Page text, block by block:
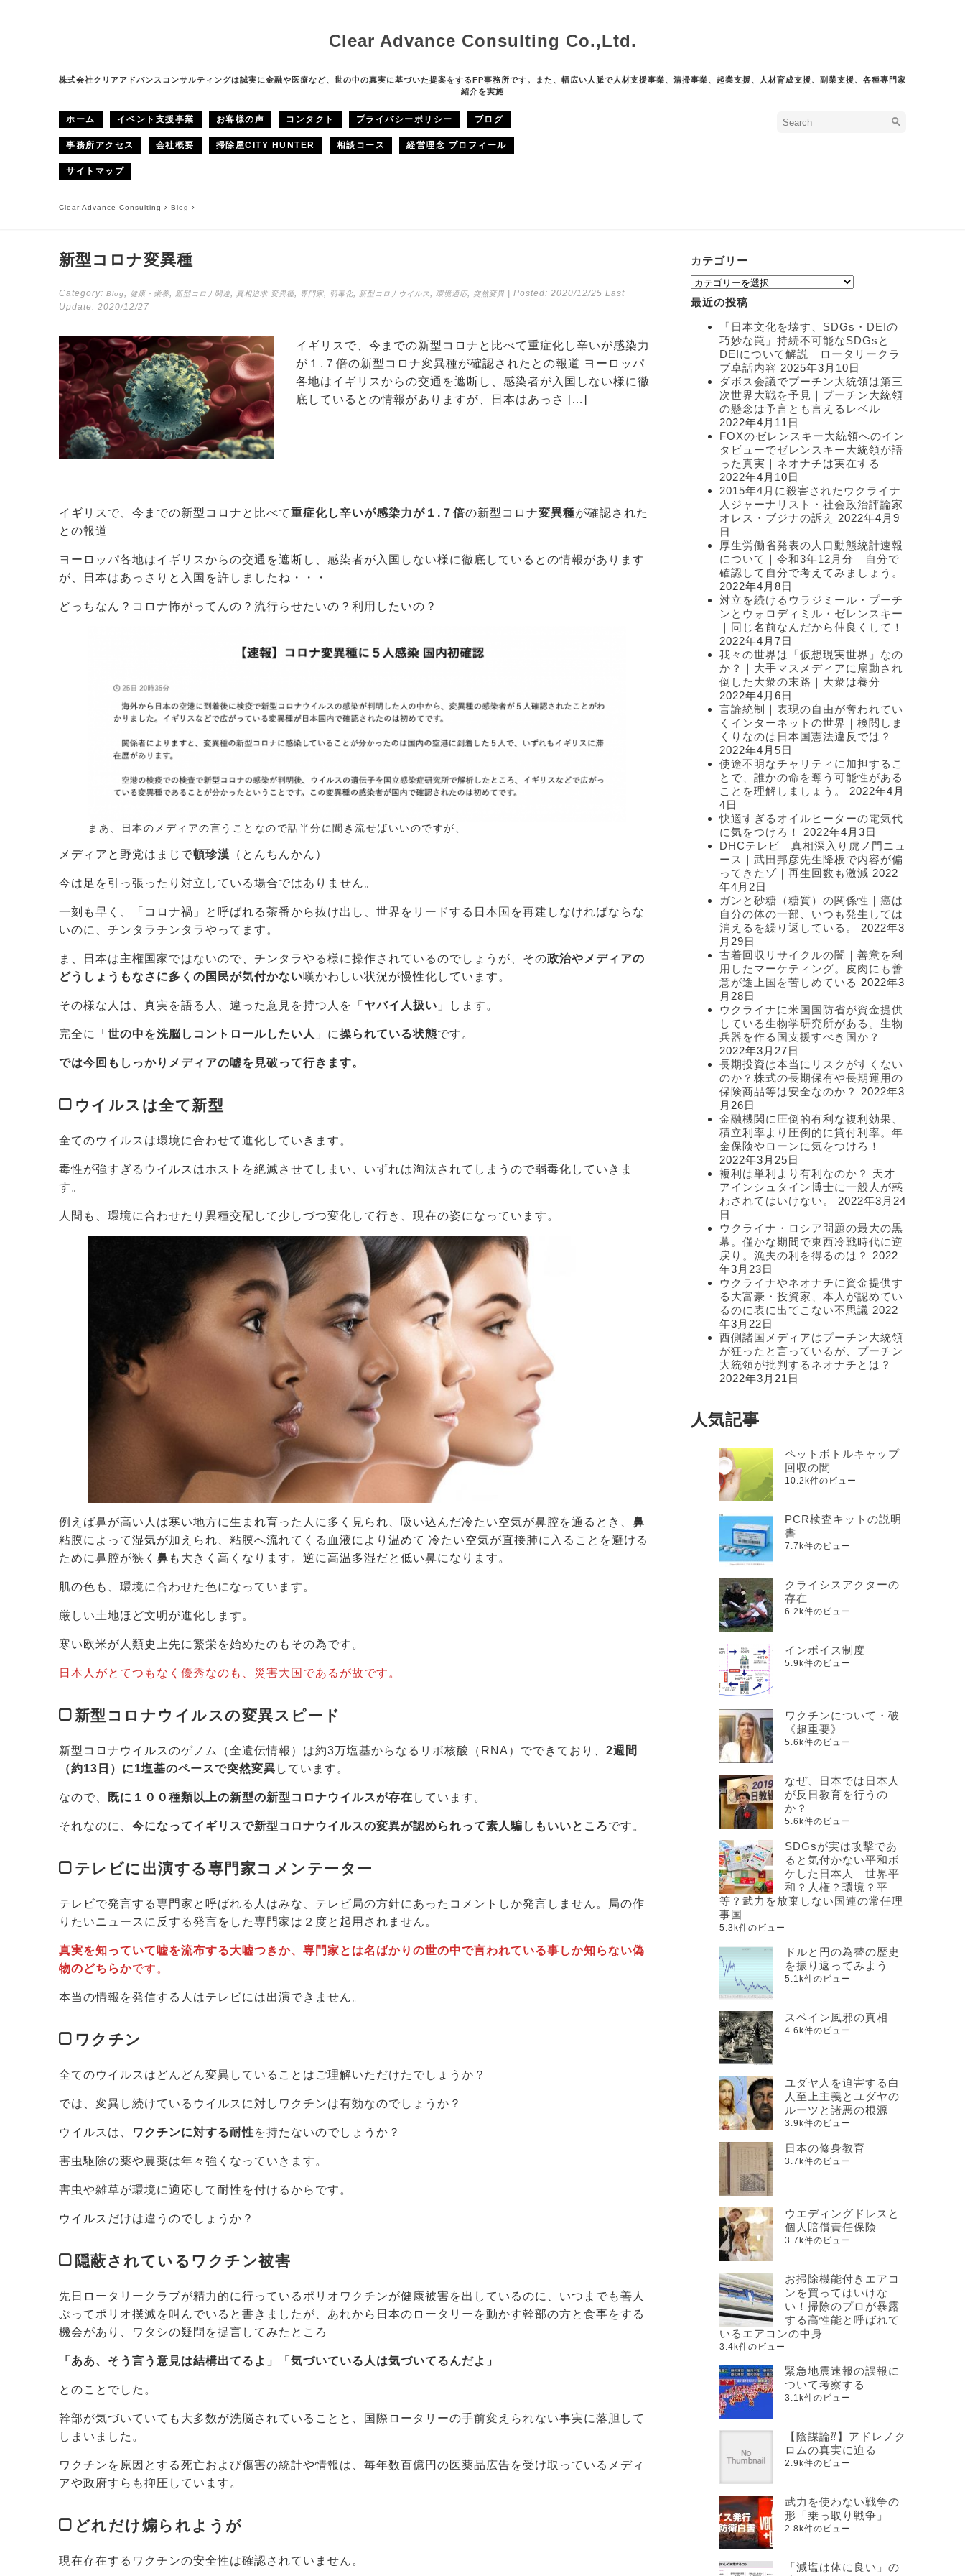
Clear Advance Consulting Co.,Ltd.
株式会社クリアアドバンスコンサルティングは誠実に金融や医療など、世の中の真実に基づいた提案をするFP事務所です。また、幅広い人脈で人材支援事業、清掃事業、起業支援、人材育成支援、副業支援、各種専門家
紹介を実施
ホーム イベント支援事業 お客様の声 コンタクト プライバシーポリシー ブログ
事務所アクセス 会社概要 掃除屋CITY HUNTER 相談コース 経営理念 プロフィール
サイトマップ
Clear Advance Consulting Blog
新型コロナ変異種
Category: Blog, 健康・栄養, 新型コロナ関連, 真相追求 変異種, 専門家, 弱毒化, 新型コロナウイルス, 環境適応, 突然変異 | Posted: 2020/12/25 Last
Update: 2020/12/27
イギリスで、今までの新型コロナと比べて重症化し辛いが感染力
が１.７倍の新型コロナ変異種が確認されたとの報道 ヨーロッパ
各地はイギリスからの交通を遮断し、感染者が入国しない様に徹
底しているとの情報がありますが、日本はあっさ […]
イギリスで、今までの新型コロナと比べて重症化し辛いが感染力が１.７倍の新型コロナ変異種が確認された
との報道
ヨーロッパ各地はイギリスからの交通を遮断し、感染者が入国しない様に徹底しているとの情報があります
が、日本はあっさりと入国を許しましたね・・・
どっちなん？コロナ怖がってんの？流行らせたいの？利用したいの？
まあ、日本のメディアの言うことなので話半分に聞き流せばいいのですが、
メディアと野党はまじで頓珍漢 （とんちんかん）
今は足を引っ張ったり対立している場合ではありません。
一刻も早く、「コロナ禍」と呼ばれる茶番から抜け出し、世界をリードする日本国を再建しなければならな
いのに、チンタラチンタラやってます。
ま、日本は主権国家ではないので、チンタラやる様に操作されているのでしょうが、その政治やメディアの
どうしょうもなさに多くの国民が気付かない嘆かわしい状況が慢性化しています。
その様な人は、真実を語る人、違った意見を持つ人を「 ヤバイ人扱い 」します。
完全に「 世の中を洗脳しコントロールしたい人 」に操られている状態です。
では今回もしっかりメディアの嘘を見破って行きます。
ウイルスは全て新型
全てのウイルスは環境に合わせて進化していきます。
毒性が強すぎるウイルスはホストを絶滅させてしまい、いずれは淘汰されてしまうので弱毒化していきま
す。
人間も、環境に合わせたり異種交配して少しづつ変化して行き、現在の姿になっています。
例えば鼻が高い人は寒い地方に生まれ育った人に多く見られ、吸い込んだ冷たい空気が鼻腔を通るとき、 鼻
粘膜によって湿気が加えられ、粘膜へ流れてくる血液により温めて 冷たい空気が直接肺に入ることを避ける
ために鼻腔が狭く 鼻 も大きく高くなります。逆に高温多湿だと低い鼻になります。
肌の色も、環境に合わせた色になっています。
厳しい土地ほど文明が進化します。
寒い欧米が人類史上先に繁栄を始めたのもその為です。
日本人がとてつもなく優秀なのも、災害大国であるが故です。
新型コロナウイルスの変異スピード
新型コロナウイルスのゲノム（全遺伝情報）は約3万塩基からなるリボ核酸（RNA）でできており、 2週間
（約13日）に1塩基のペースで突然変異 しています。
なので、 既に１００種類以上の新型の新型コロナウイルスが存在 しています。
それなのに、 今になってイギリスで新型コロナウイルスの変異が認められって素人騙しもいいところです。
テレビに出演する専門家コメンテーター
テレビで発言する専門家と呼ばれる人はみな、テレビ局の方針にあったコメントしか発言しません。局の作
りたいニュースに反する発言をした専門家は２度と起用されません。
真実を知っていて嘘を流布する大嘘つきか、専門家とは名ばかりの世の中で言われている事しか知らない偽
物のどちらかです。
本当の情報を発信する人はテレビには出演できません。
ワクチン
全てのウイルスはどんどん変異していることはご理解いただけたでしょうか？
では、変異し続けているウイルスに対しワクチンは有効なのでしょうか？
ウイルスは、 ワクチンに対する耐性を持たないのでしょうか？
害虫駆除の薬や農薬は年々強くなっていきます。
害虫や雑草が環境に適応して耐性を付けるからです。
ウイルスだけは違うのでしょうか？
隠蔽されているワクチン被害
先日ロータリークラブが精力的に行っているポリオワクチンが健康被害を出しているのに、いつまでも善人
ぶってポリオ撲滅を叫んでいると書きましたが、あれから日本のロータリーを動かす幹部の方と食事をする
機会があり、ワタシの疑問を提言してみたところ
「ああ、そう言う意見は結構出てるよ」「気づいている人は気づいてるんだよ」
とのことでした。
幹部が気づいていても大多数が洗脳されていることと、国際ロータリーの手前変えられない事実に落胆して
しまいました。
ワクチンを原因とする死亡および傷害の統計や情報は、毎年数百億円の医薬品広告を受け取っているメディ
アや政府すらも抑圧しています。
どれだけ煽られようが
現在存在するワクチンの安全性は確認されていません。
カテゴリー
カ
テ
ゴ
最近の投稿
「日本文化を壊す、SDGs・DEIの
巧妙な罠」持続不可能なSDGsと
DEIについて解説 ロータリークラ
ブ卓話内容 2025年3月10日
ダボス会議でプーチン大統領は第三
次世界大戦を予見｜プーチン大統領
の懸念は予言とも言えるレベル
2022年4月11日
FOXのゼレンスキー大統領へのイン
タビューでゼレンスキー大統領が語
った真実｜ネオナチは実在する
2022年4月10日
2015年4月に殺害されたウクライナ
人ジャーナリスト・社会政治評論家
オレス・ブジナの訴え
2022年4月9
日
厚生労働省発表の人口動態統計速報
について｜令和3年12月分｜自分で
確認して自分で考えてみましょう。
2022年4月8日
対立を続けるウラジミール・プーチ
ンとウォロディミル・ゼレンスキー
｜同じ名前なんだから仲良くして！
2022年4月7日
我々の世界は「仮想現実世界」なの
か？｜大手マスメディアに扇動され
倒した大衆の末路｜大衆は養分
2022年4月6日
言論統制｜表現の自由が奪われてい
くインターネットの世界｜検閲しま
くりなのは日本国憲法違反では？
2022年4月5日
使途不明なチャリティに加担するこ
とで、誰かの命を奪う可能性がある
ことを理解しましょう。
2022年4月
4日
快適すぎるオイルヒーターの電気代
に気をつけろ！
2022年4月3日
DHCテレビ｜真相深入り虎ノ門ニュ
ース｜武田邦彦先生降板で内容が偏
ってきたゾ｜再生回数も激減 2022
年4月2日
ガンと砂糖（糖質）の関係性｜癌は
自分の体の一部、いつも発生しては
消えるを繰り返している。
2022年3
月29日
古着回収リサイクルの闇｜善意を利
用したマーケティング。皮肉にも善
意が途上国を苦しめている 2022年3
月28日
ウクライナに米国国防省が資金提供
している生物学研究所がある。生物
兵器を作る国支援すべき国か？
2022年3月27日
長期投資は本当にリスクがすくない
のか？株式の長期保有や長期運用の
保険商品等は安全なのか？
2022年3
月26日
金融機関に圧倒的有利な複利効果、
積立利率より圧倒的に貸付利率。年
金保険やローンに気をつけろ！
2022年3月25日
複利は単利より有利なのか？ 天才
アインシュタイン博士に一般人が惑
わされてはいけない。
2022年3月24
日
ウクライナ・ロシア問題の最大の黒
幕。僅かな期間で東西冷戦時代に逆
戻り。漁夫の利を得るのは？
2022
年3月23日
ウクライナやネオナチに資金提供す
る大富豪・投資家、本人が認めてい
るのに表に出てこない不思議 2022
年3月22日
西側諸国メディアはプーチン大統領
が狂ったと言っているが、プーチン
大統領が批判するネオナチとは？
2022年3月21日
人気記事
ペットボトルキャップ
回収の闇
10.2k件のビュー
PCR検査キットの説明
書
7.7k件のビュー
クライシスアクターの
存在
6.2k件のビュー
インボイス制度
5.9k件のビュー
ワクチンについて・破
《超重要》
5.6k件のビュー
なぜ、日本では日本人
が反日教育を行うの
か？
5.6k件のビュー
SDGsが実は攻撃であ
ると気付かない平和ボ
ケした日本人 世界平
和？人権？環境？平
等？武力を放棄しない国連の常任理
事国
5.3k件のビュー
ドルと円の為替の歴史
を振り返ってみよう
5.1k件のビュー
スペイン風邪の真相
4.6k件のビュー
ユダヤ人を迫害する白
人至上主義とユダヤの
ルーツと諸悪の根源
3.9k件のビュー
日本の修身教育
3.7k件のビュー
ウエディングドレスと
個人賠償責任保険
3.7k件のビュー
お掃除機能付きエアコ
ンを買ってはいけな
い！掃除のプロが暴露
する高性能と呼ばれて
いるエアコンの中身
3.4k件のビュー
緊急地震速報の誤報に
ついて考察する
3.1k件のビュー
【陰謀論⁇】アドレノク
ロムの真実に迫る
2.9k件のビュー
武力を使わない戦争の
形「乗っ取り戦争」
2.8k件のビュー
「減塩は体に良い」の